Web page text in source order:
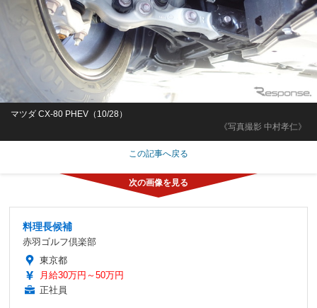
《写真撮影 中村孝仁》
マツダ CX-80 PHEV（10/28）
この記事へ戻る
料理長候補
赤羽ゴルフ倶楽部
東京都
月給30万円～50万円
正社員